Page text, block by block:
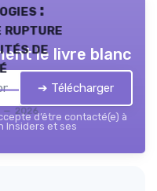
:
rupture
de
— 2026
le livre blanc
➔ Télécharger
d’être contacté(e) à
Insiders et ses